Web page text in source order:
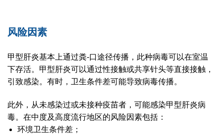
风险因素
甲型肝炎基本上通过粪-口途径传播，此种病毒可以在室温
下存活。甲型肝炎可以通过性接触或共享针头等直接接触，
引致感染。有时，卫生条件差可能导致病毒传播。
此外，从未感染过或未接种疫苗者，可能感染甲型肝炎病
毒。在中度及高度流行地区的风险因素包括：
环境卫生条件差；